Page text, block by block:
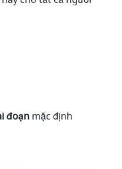
đoạn mặc định